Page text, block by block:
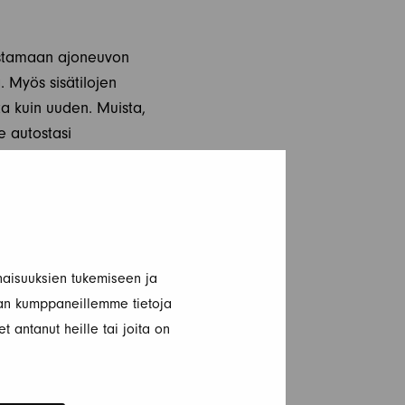
tukemiseen ja
kumppaneillemme tietoja
antanut heille tai joita on
ajoneuvon
Myös sisätilojen
kuin uuden. Muista,
autostasi
auton kuntoa.